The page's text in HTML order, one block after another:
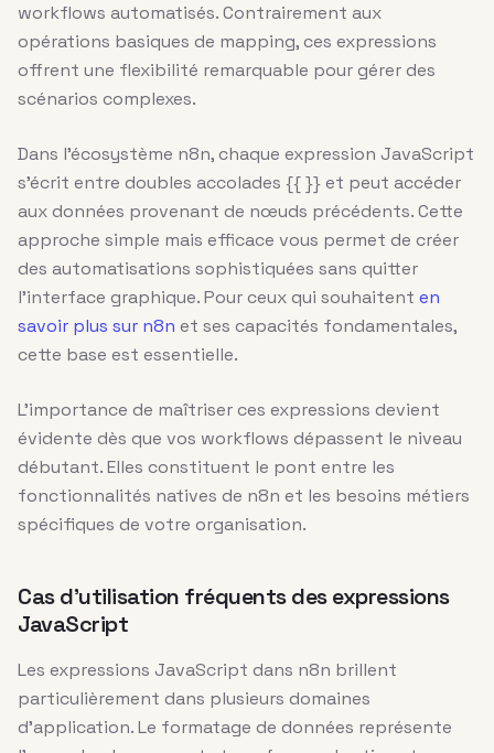
workflows automatisés. Contrairement aux
opérations basiques de mapping, ces expressions
offrent une flexibilité remarquable pour gérer des
scénarios complexes.
Dans l’écosystème n8n, chaque expression JavaScript
s’écrit entre doubles accolades {{ }} et peut accéder
aux données provenant de nœuds précédents. Cette
approche simple mais efficace vous permet de créer
des automatisations sophistiquées sans quitter
l’interface graphique. Pour ceux qui souhaitent en
savoir plus sur n8n et ses capacités fondamentales,
cette base est essentielle.
L’importance de maîtriser ces expressions devient
évidente dès que vos workflows dépassent le niveau
débutant. Elles constituent le pont entre les
fonctionnalités natives de n8n et les besoins métiers
spécifiques de votre organisation.
Cas d’utilisation fréquents des expressions
JavaScript
Les expressions JavaScript dans n8n brillent
particulièrement dans plusieurs domaines
d’application. Le formatage de données représente